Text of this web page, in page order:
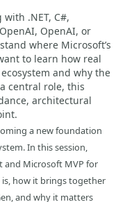
.NET, C#,
OpenAI, or
where Microsoft’s
to learn how real
and why the
central role, this
architectural
a new foundation
In this session,
and Microsoft MVP for
how it brings together
and why it matters